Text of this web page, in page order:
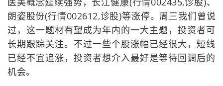
朗姿股份(行情002612,诊股)等涨停。周三我们曾说
过，这一题材有望成为年内的一大主题，投资者可
长期跟踪关注。不过一些个股涨幅已经很大，短线
已经不宜追涨，投资者想介入最好是等待回调后的
机会。